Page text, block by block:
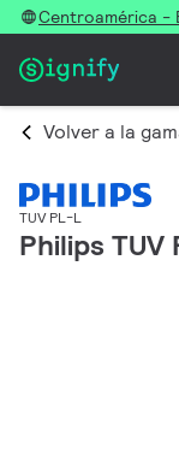
Centroamérica -
Volver a la
TUV PL-L
Philips